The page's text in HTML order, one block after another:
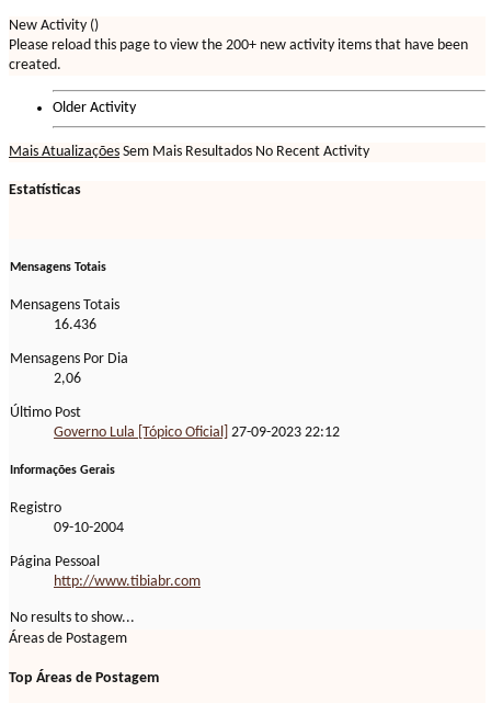
New Activity ()
Please reload this page to view the 200+ new activity items that have been
created.
Older Activity
Mais Atualizações Sem Mais Resultados No Recent Activity
Estatísticas
Mensagens Totais
Mensagens Totais
16.436
Mensagens Por Dia
2,06
Último Post
Governo Lula [Tópico Oficial] 27-09-2023 22:12
Informações Gerais
Registro
09-10-2004
Página Pessoal
http://www.tibiabr.com
No results to show...
Áreas de Postagem
Top Áreas de Postagem